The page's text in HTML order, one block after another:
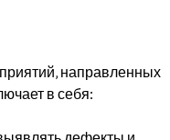
направленных
в себя: